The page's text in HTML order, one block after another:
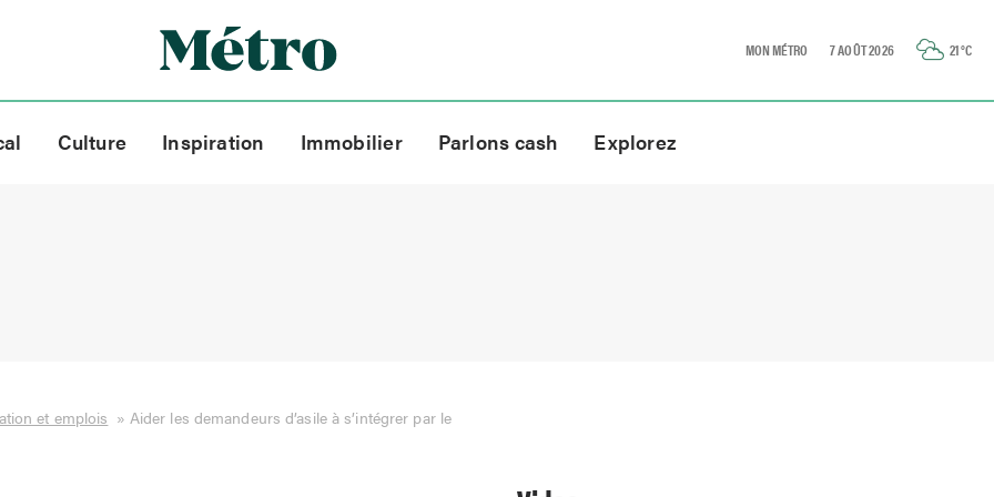
MON MÉTRO 7 AOÛT 2026 21°C
Culture Inspiration Immobilier Parlons cash Explorez
et emplois » Aider les demandeurs d’asile à s’intégrer par le